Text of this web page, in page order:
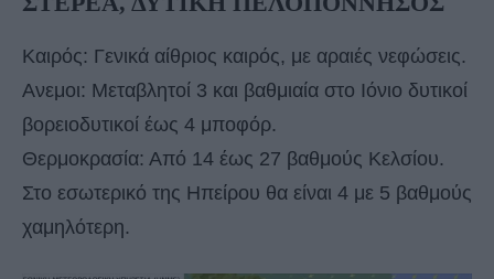
Καιρός: Γενικά αίθριος καιρός, με αραιές νεφώσεις.
Ανεμοι: Μεταβλητοί 3 και βαθμιαία στο Ιόνιο δυτικοί
βορειοδυτικοί έως 4 μποφόρ.
Θερμοκρασία: Από 14 έως 27 βαθμούς Κελσίου.
Στο εσωτερικό της Ηπείρου θα είναι 4 με 5 βαθμούς
χαμηλότερη.